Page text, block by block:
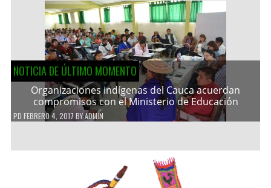
NOTICIA DE ÚLTIMO MOMENTO
Organizaciones indígenas del Cauca acuerdan
compromisos con el Ministerio de Educación
PD FEBRERO 4, 2017 BYADMIN